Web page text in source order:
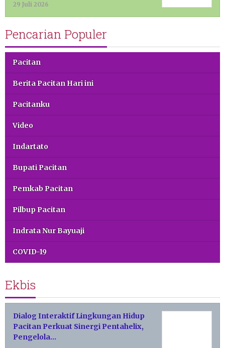
29 Juli 2026
Pencarian Populer
Pacitan
Berita Pacitan Hari ini
Pacitanku
Video
Indartato
Bupati Pacitan
Pemkab Pacitan
Pilbup Pacitan
Indrata Nur Bayuaji
COVID-19
Ekbis
Dialog Interaktif Lingkungan Hidup
Pacitan Perkuat Sinergi Pentahelix,
Pengelola…